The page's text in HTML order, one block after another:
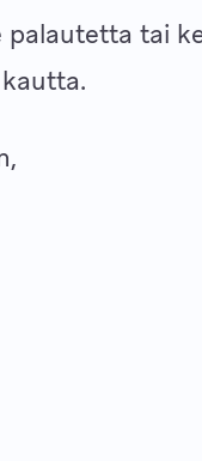
palautetta tai
kautta.